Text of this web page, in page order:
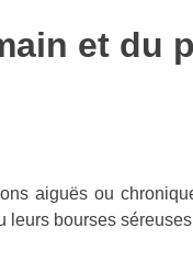
et du
aiguës ou
bourses